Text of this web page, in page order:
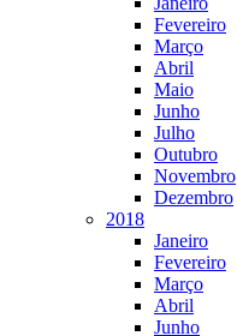
Fevereiro
Março
Abril
Maio
Junho
Julho
Outubro
Novembro
Dezembro
2018
Janeiro
Fevereiro
Março
Abril
Junho